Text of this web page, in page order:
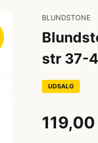
BLUNDSTONE
str 37-
UDSALG